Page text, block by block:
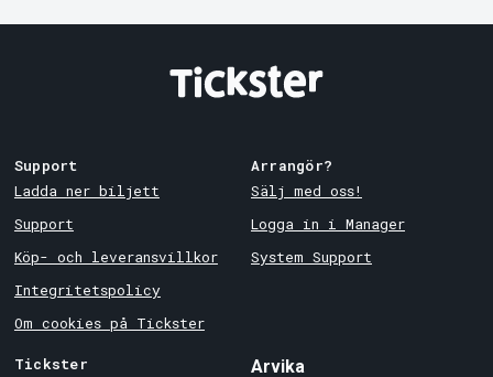
Support
Ladda ner biljett
Support
Köp- och leveransvillkor
Integritetspolicy
Om cookies på Tickster
Arrangör?
Sälj med oss!
Logga in i Manager
System Support
Tickster Arvika